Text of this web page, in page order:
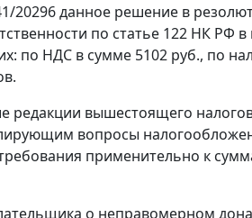
20296 данное решение в
по статье 122 НК РФ в
по НДС в сумме 5102 руб., по
редакции вышестоящего
вопросы
применительно к
о неправомерном